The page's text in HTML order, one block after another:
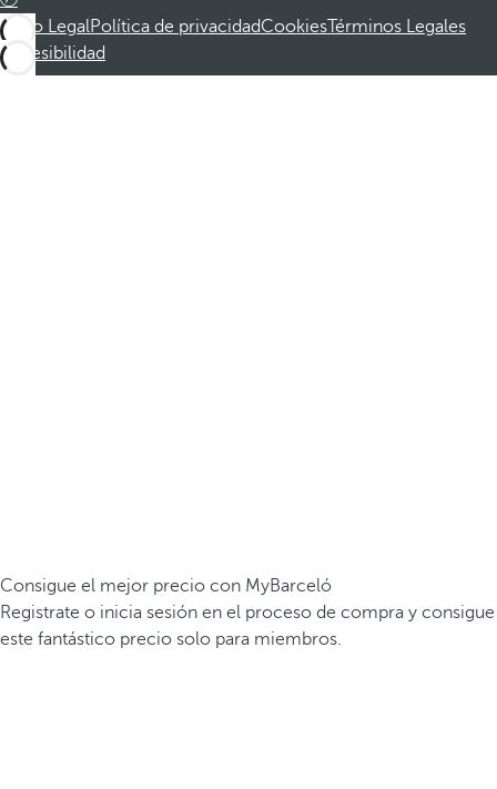
Aviso LegalPolítica de privacidadCookiesTérminos Legales
Accesibilidad
Consigue el mejor precio con MyBarceló
Registrate o inicia sesión en el proceso de compra y consigue
este fantástico precio solo para miembros.